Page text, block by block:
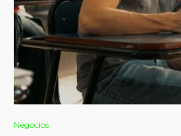
Negocios